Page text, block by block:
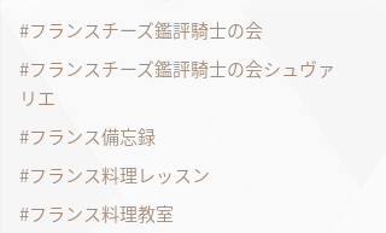
フランスチーズ鑑評騎士の会
フランスチーズ鑑評騎士の会シュヴァ
リエ
フランス備忘録
フランス料理レッスン
フランス料理教室